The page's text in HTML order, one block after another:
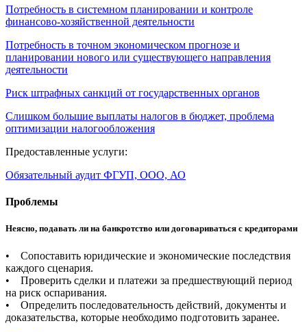
Потребность в системном планировании и контроле
финансово-хозяйственной деятельности
Потребность в точном экономическом прогнозе и
планировании нового или существующего направления
деятельности
Риск штрафных санкций от государственных органов
Слишком большие выплаты налогов в бюджет, проблема
оптимизации налогообложения
Предоставленные услуги:
Обязательный аудит ФГУП, ООО, АО
Проблемы
Неясно, подавать ли на банкротство или договариваться с кредиторами
• Сопоставить юридические и экономические последствия
каждого сценария.
• Проверить сделки и платежи за предшествующий период
на риск оспаривания.
• Определить последовательность действий, документы и
доказательства, которые необходимо подготовить заранее.